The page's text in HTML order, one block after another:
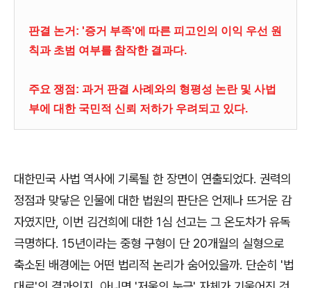
판결 논거: '증거 부족'에 따른 피고인의 이익 우선 원
칙과 초범 여부를 참작한 결과다.
주요 쟁점: 과거 판결 사례와의 형평성 논란 및 사법
부에 대한 국민적 신뢰 저하가 우려되고 있다.
대한민국 사법 역사에 기록될 한 장면이 연출되었다. 권력의
정점과 맞닿은 인물에 대한 법원의 판단은 언제나 뜨거운 감
자였지만, 이번 김건희에 대한 1심 선고는 그 온도차가 유독
극명하다. 15년이라는 중형 구형이 단 20개월의 실형으로
축소된 배경에는 어떤 법리적 논리가 숨어있을까. 단순히 '법